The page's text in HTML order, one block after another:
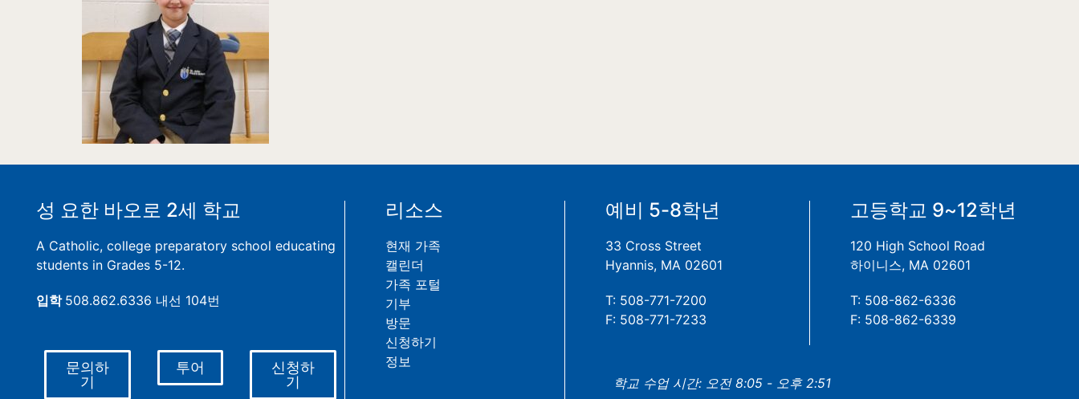
성 요한 바오로 2세 학교
A Catholic, college preparatory school educating
students in Grades 5-12.
입학 508.862.6336 내선 104번
문의하
기
투어
신청하
기
리소스
현재 가족
캘린더
가족 포털
기부
방문
신청하기
정보
예비 5-8학년
33 Cross Street
Hyannis, MA 02601
T: 508-771-7200
F: 508-771-7233
고등학교 9~12학년
120 High School Road
하이니스, MA 02601
T: 508-862-6336
F: 508-862-6339
학교 수업 시간: 오전 8:05 - 오후 2:51